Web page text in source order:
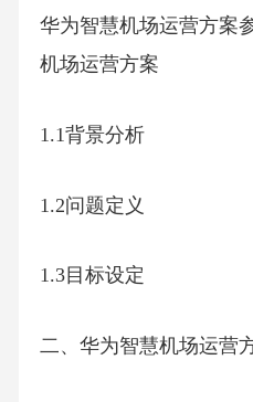
华为智慧机场运营方案
机场运营方案
1.1背景分析
1.2问题定义
1.3目标设定
二、华为智慧机场运营